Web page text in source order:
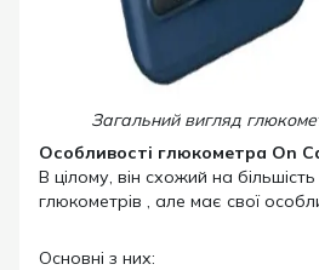
Загальний вигляд
Особливості глюкометра On
В цілому, він схожий на
глюкометрів , але має свої
Основні з них: